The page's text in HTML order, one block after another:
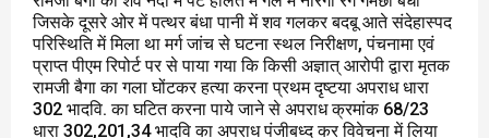
जिसके दूसरे ओर में पत्थर बंधा पानी में शव गलकर बदबू आते संदेहास्पद
परिस्थिति में मिला था मर्ग जांच से घटना स्थल निरीक्षण, पंचनामा एवं
प्राप्त पीएम रिपोर्ट पर से पाया गया कि किसी अज्ञात् आरोपी द्वारा मृतक
रामजी बैगा का गला घोंटकर हत्या करना प्रथम दृष्टया अपराध धारा
302 भादवि. का घटित करना पाये जाने से अपराध क्रमांक 68/23
धारा 302,201,34 भादवि का अपराध पंजीबध्द कर विवेचना में लिया